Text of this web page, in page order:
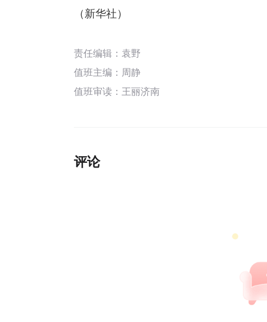
（新华社）
责任编辑：袁野
值班主编： 周静
值班审读：王丽济南
评论